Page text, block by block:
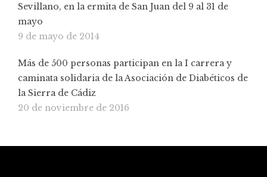
Sevillano, en la ermita de San Juan del 9 al 31 de
mayo
9 de mayo de 2014
Más de 500 personas participan en la I carrera y
caminata solidaria de la Asociación de Diabéticos de
la Sierra de Cádiz
20 de noviembre de 2016